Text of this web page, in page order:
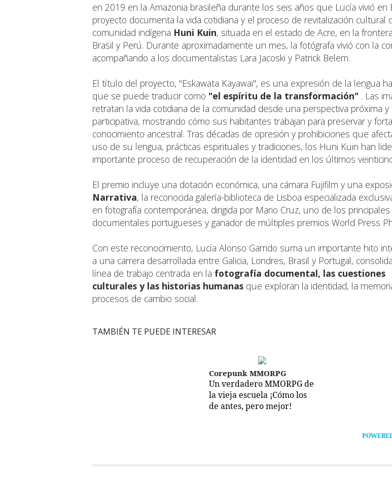
en 2019 en la Amazonia brasileña durante los seis años que Lucía vivió en
proyecto documenta la vida cotidiana y el proceso de revitalización cultural
comunidad indígena Huni Kuin, situada en el estado de Acre, en la
Brasil y Perú. Durante aproximadamente un mes, la fotógrafa vivió con la
acompañando a los documentalistas Lara Jacoski y Patrick Belem.
El título del proyecto, "Eskawata Kayawai", es una expresión de la lengua
que se puede traducir como "el espíritu de la transformación" . Las
retratan la vida cotidiana de la comunidad desde una perspectiva próxima y
participativa, mostrando cómo sus habitantes trabajan para preservar y
conocimiento ancestral. Tras décadas de opresión y prohibiciones que
uso de su lengua, prácticas espirituales y tradiciones, los Huni Kuin han
importante proceso de recuperación de la identidad en los últimos
El premio incluye una dotación económica, una cámara Fujifilm y una
Narrativa, la reconocida galería-biblioteca de Lisboa especializada
en fotografía contemporánea, dirigida por Mario Cruz, uno de los
documentales portugueses y ganador de múltiples premios World Press
Con este reconocimiento, Lucía Alonso Garrido suma un importante hito
a una carrera desarrollada entre Galicia, Londres, Brasil y Portugal,
línea de trabajo centrada en la fotografía documental, las cuestiones
culturales y las historias humanas que exploran la identidad, la
procesos de cambio social.
TAMBIÉN TE PUEDE INTERESAR
Corepunk MMORPG
Un verdadero MMORPG de
la vieja escuela ¡Cómo los
de antes, pero mejor!